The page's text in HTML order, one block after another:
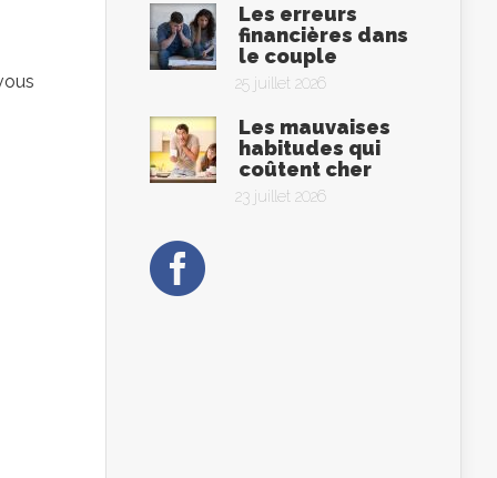
Les erreurs
financières dans
le couple
25 juillet 2026
Les mauvaises
habitudes qui
coûtent cher
23 juillet 2026